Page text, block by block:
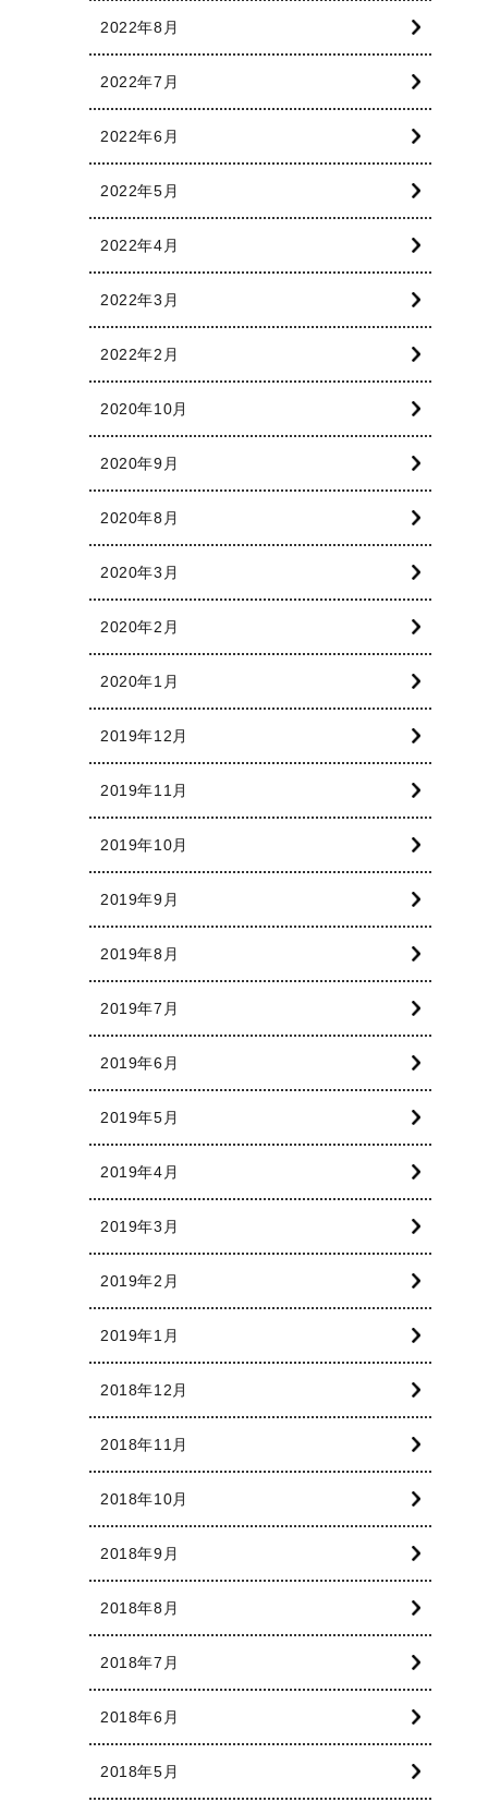
2022年8月
2022年7月
2022年6月
2022年5月
2022年4月
2022年3月
2022年2月
2020年10月
2020年9月
2020年8月
2020年3月
2020年2月
2020年1月
2019年12月
2019年11月
2019年10月
2019年9月
2019年8月
2019年7月
2019年6月
2019年5月
2019年4月
2019年3月
2019年2月
2019年1月
2018年12月
2018年11月
2018年10月
2018年9月
2018年8月
2018年7月
2018年6月
2018年5月